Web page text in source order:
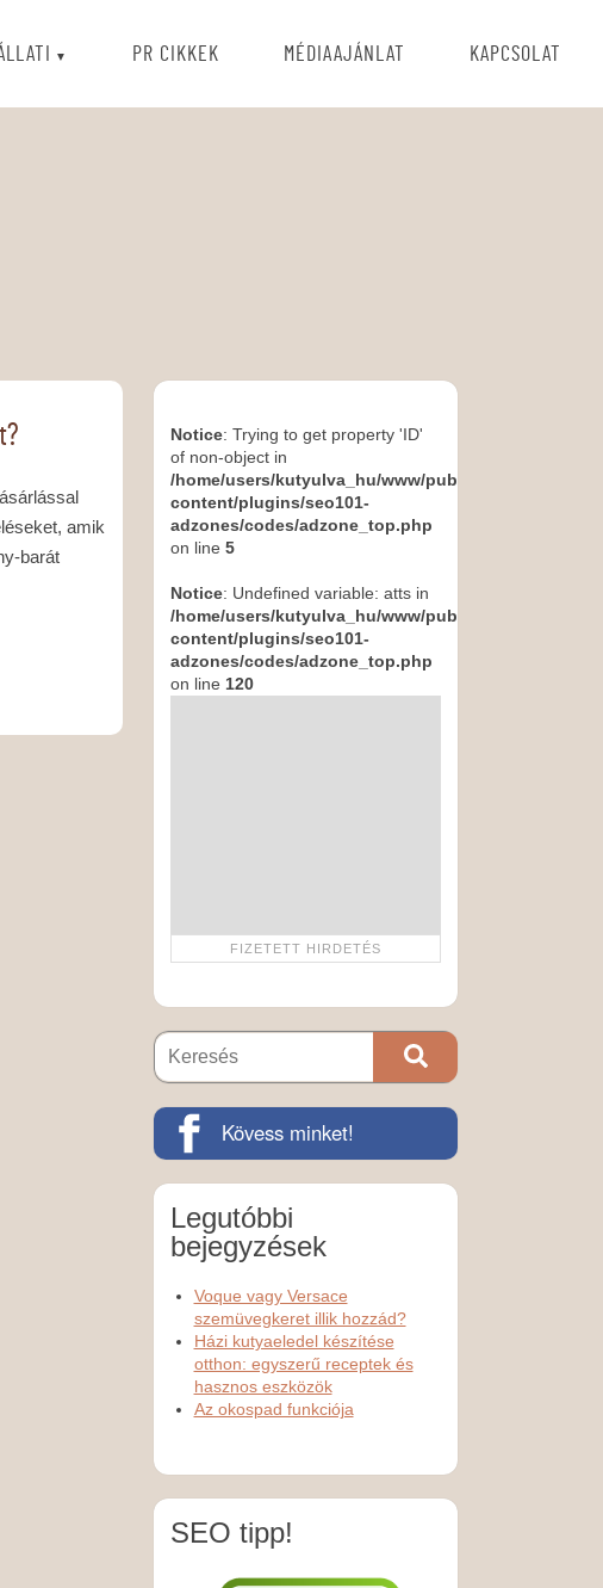
PR CIKKEK MÉDIAAJÁNLAT KAPCSOLAT
amik
barát
Notice: Trying to get property 'ID'
of non-object in
/home/users/kutyulva_hu/www/public_html/wp-
content/plugins/seo101-
adzones/codes/adzone_top.php
on line 5
Notice: Undefined variable: atts in
/home/users/kutyulva_hu/www/public_html/wp-
content/plugins/seo101-
adzones/codes/adzone_top.php
on line 120
Kövess minket!
Legutóbbi
bejegyzések
Voque vagy Versace
szemüvegkeret illik hozzád?
Házi kutyaeledel készítése
otthon: egyszerű receptek és
hasznos eszközök
Az okospad funkciója
SEO tipp!